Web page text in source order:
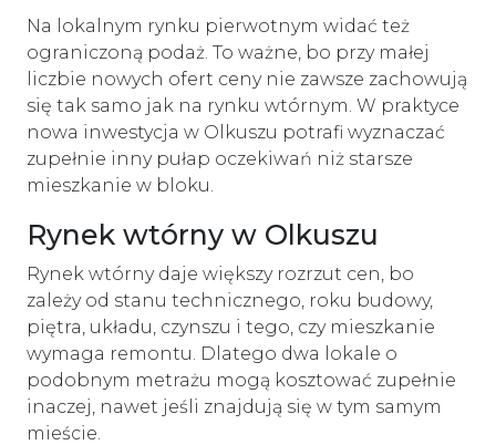
Na lokalnym rynku pierwotnym widać też
ograniczoną podaż. To ważne, bo przy małej
liczbie nowych ofert ceny nie zawsze zachowują
się tak samo jak na rynku wtórnym. W praktyce
nowa inwestycja w Olkuszu potrafi wyznaczać
zupełnie inny pułap oczekiwań niż starsze
mieszkanie w bloku.
Rynek wtórny w Olkuszu
Rynek wtórny daje większy rozrzut cen, bo
zależy od stanu technicznego, roku budowy,
piętra, układu, czynszu i tego, czy mieszkanie
wymaga remontu. Dlatego dwa lokale o
podobnym metrażu mogą kosztować zupełnie
inaczej, nawet jeśli znajdują się w tym samym
mieście.